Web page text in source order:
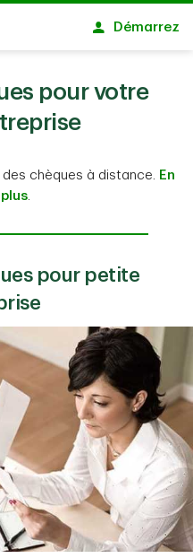
Démarrez
pour votre
chèques à distance. En
.
pour petite